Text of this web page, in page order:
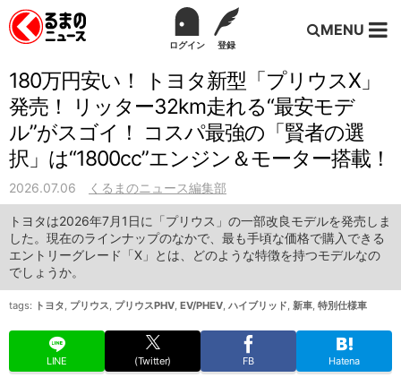
ログイン 登録
MENU
180万円安い！ トヨタ新型「プリウスX」
発売！ リッター32km走れる“最安モデ
ル”がスゴイ！ コスパ最強の「賢者の選
択」は“1800cc”エンジン＆モーター搭載！
2026.07.06 くるまのニュース編集部
トヨタは2026年7月1日に「プリウス」の一部改良モデルを発売しま
した。現在のラインナップのなかで、最も手頃な価格で購入できる
エントリーグレード「X」とは、どのような特徴を持つモデルなの
でしょうか。
tags: トヨタ, プリウス, プリウスPHV, EV/PHEV, ハイブリッド, 新車, 特別仕様車
LINE (Twitter) FB Hatena